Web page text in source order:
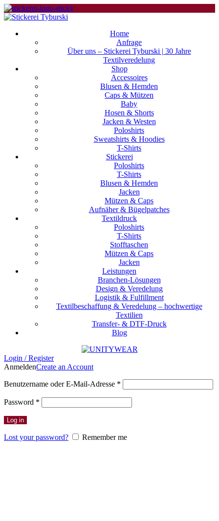
Home
Anfrage
Über uns – Stickerei Tyburski | 30 Jahre
Textilveredelung
Shop
Accessoires
Blusen & Hemden
Caps & Mützen
Baby
Hosen & Shorts
Jacken & Westen
Poloshirts
Sweatshirts & Hoodies
T-Shirts
Stickerei
Poloshirts
T-Shirts
Blusen & Hemden
Jacken
Mützen & Caps
Aufnäher & Bügelpatches
Textildruck
Poloshirts
T-Shirts
Stofftaschen
Mützen & Caps
Jacken
Leistungen
Branchen-Lösungen
Design & Veredelung
Logistik & Fulfillment
Textilbeschaffung & Veredelung – hochwertige
Textilien
Transfer- & DTF-Druck
Blog
Login / Register
AnmeldenCreate an Account
Benutzername oder E-Mail-Adresse *
Password *
Log in
Lost your password? Remember me